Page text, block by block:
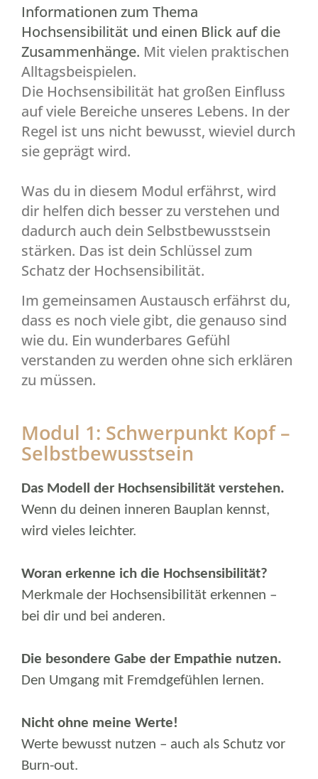
Informationen zum Thema
Hochsensibilität und einen Blick auf die
Zusammenhänge. Mit vielen praktischen
Alltagsbeispielen.
Die Hochsensibilität hat großen Einfluss
auf viele Bereiche unseres Lebens. In der
Regel ist uns nicht bewusst, wieviel durch
sie geprägt wird.
Was du in diesem Modul erfährst, wird
dir helfen dich besser zu verstehen und
dadurch auch dein Selbstbewusstsein
stärken. Das ist dein Schlüssel zum
Schatz der Hochsensibilität.
Im gemeinsamen Austausch erfährst du,
dass es noch viele gibt, die genauso sind
wie du. Ein wunderbares Gefühl
verstanden zu werden ohne sich erklären
zu müssen.
Modul 1: Schwerpunkt Kopf –
Selbstbewusstsein
Das Modell der Hochsensibilität verstehen.
Wenn du deinen inneren Bauplan kennst,
wird vieles leichter.
Woran erkenne ich die Hochsensibilität?
Merkmale der Hochsensibilität erkennen –
bei dir und bei anderen.
Die besondere Gabe der Empathie nutzen.
Den Umgang mit Fremdgefühlen lernen.
Nicht ohne meine Werte!
Werte bewusst nutzen – auch als Schutz vor
Burn-out.